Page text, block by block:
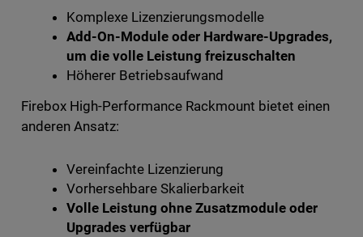
Komplexe Lizenzierungsmodelle
Add-On-Module oder Hardware-Upgrades,
um die volle Leistung freizuschalten
Höherer Betriebsaufwand
Firebox High-Performance Rackmount bietet einen
anderen Ansatz:
Vereinfachte Lizenzierung
Vorhersehbare Skalierbarkeit
Volle Leistung ohne Zusatzmodule oder
Upgrades verfügbar